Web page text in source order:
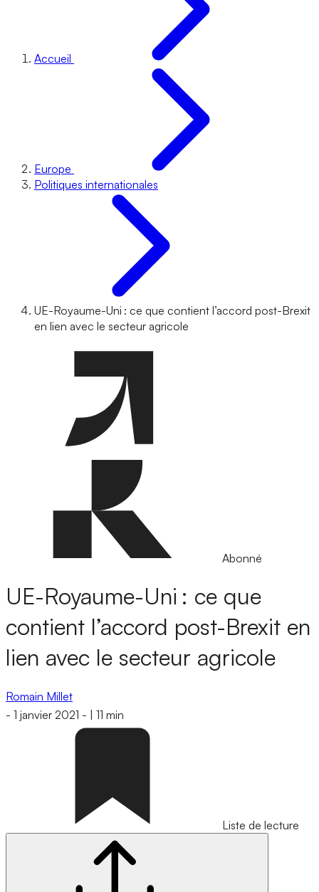
Accueil
Europe
Politiques internationales
UE-Royaume-Uni : ce que contient l’accord post-Brexit
en lien avec le secteur agricole
Abonné
UE-Royaume-Uni : ce que
contient l’accord post-Brexit en
lien avec le secteur agricole
Romain Millet
- 1 janvier 2021 - 11 min
Liste de lecture